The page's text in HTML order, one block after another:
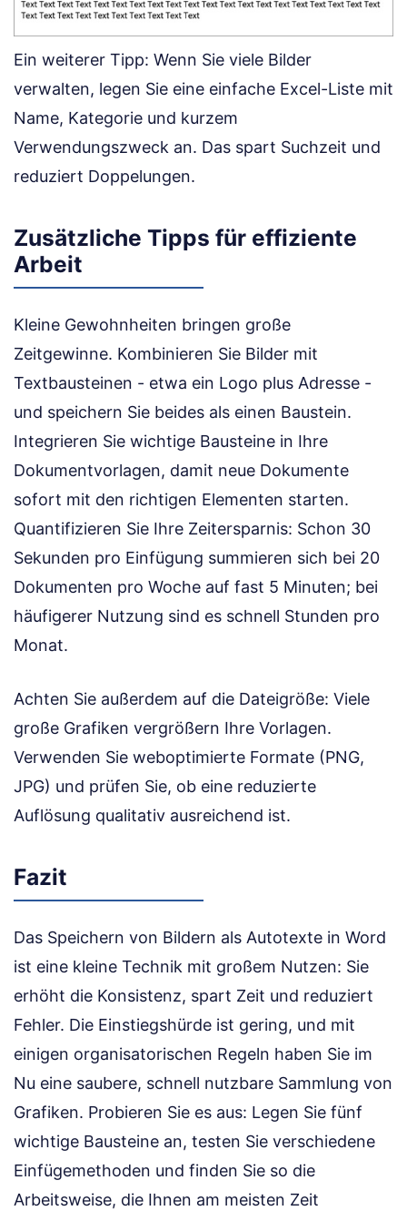
Ein weiterer Tipp: Wenn Sie viele Bilder
verwalten, legen Sie eine einfache Excel-Liste mit
Name, Kategorie und kurzem
Verwendungszweck an. Das spart Suchzeit und
reduziert Doppelungen.
Zusätzliche Tipps für effiziente
Arbeit
Kleine Gewohnheiten bringen große
Zeitgewinne. Kombinieren Sie Bilder mit
Textbausteinen - etwa ein Logo plus Adresse -
und speichern Sie beides als einen Baustein.
Integrieren Sie wichtige Bausteine in Ihre
Dokumentvorlagen, damit neue Dokumente
sofort mit den richtigen Elementen starten.
Quantifizieren Sie Ihre Zeitersparnis: Schon 30
Sekunden pro Einfügung summieren sich bei 20
Dokumenten pro Woche auf fast 5 Minuten; bei
häufigerer Nutzung sind es schnell Stunden pro
Monat.
Achten Sie außerdem auf die Dateigröße: Viele
große Grafiken vergrößern Ihre Vorlagen.
Verwenden Sie weboptimierte Formate (PNG,
JPG) und prüfen Sie, ob eine reduzierte
Auflösung qualitativ ausreichend ist.
Fazit
Das Speichern von Bildern als Autotexte in Word
ist eine kleine Technik mit großem Nutzen: Sie
erhöht die Konsistenz, spart Zeit und reduziert
Fehler. Die Einstiegshürde ist gering, und mit
einigen organisatorischen Regeln haben Sie im
Nu eine saubere, schnell nutzbare Sammlung von
Grafiken. Probieren Sie es aus: Legen Sie fünf
wichtige Bausteine an, testen Sie verschiedene
Einfügemethoden und finden Sie so die
Arbeitsweise, die Ihnen am meisten Zeit